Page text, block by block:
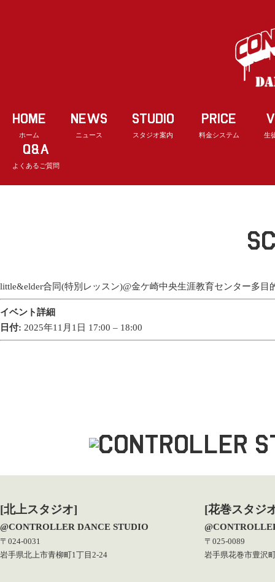
HOME
ホーム
NEWS
ニュース
STUDIO
スタジオ案内
PRICE
料金システム 生
Q&A
よくあるご質問
little&elder合同(特別レッスン)@金ケ崎中央生涯教育センター多目
イベント詳細
日付: 2025年11月1日 17:00 – 18:00
[北上スタジオ]
@CONTROLLER DANCE STUDIO
〒024-0031
岩手県北上市青柳町1丁目2-24
[花巻スタジ
〒025-0089
岩手県花巻市豊沢